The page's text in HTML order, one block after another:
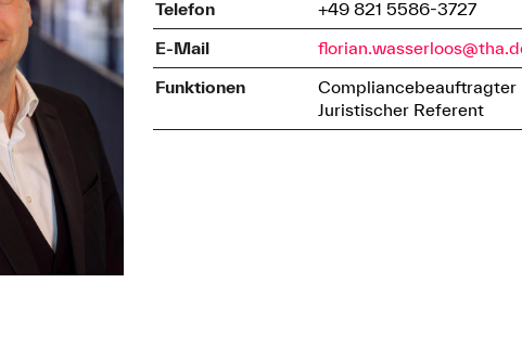
Telefon
+49 821 5586-3727
E-Mail
Funktionen
Compliancebeauftragter
Juristischer Referent